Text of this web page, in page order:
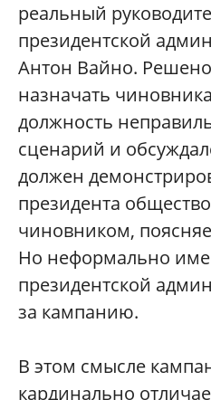
реальный
президентской
Антон Вайно.
назначать
должность
сценарий и
должен
президента
чиновником,
Но неформально
президентской
за кампанию.
В этом смысле
кардинально